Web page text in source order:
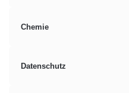
Chemie
Datenschutz